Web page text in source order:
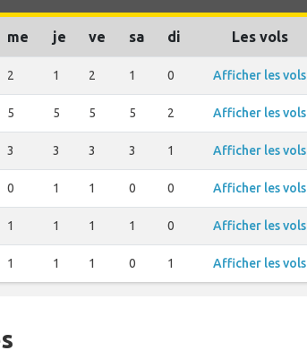
me je ve sa di Les vols
2 1 2 1 0 Afficher les vols
5 5 5 5 2 Afficher les vols
3 3 3 3 1 Afficher les vols
0 1 1 0 0 Afficher les vols
1 1 1 1 0 Afficher les vols
1 1 1 0 1 Afficher les vols